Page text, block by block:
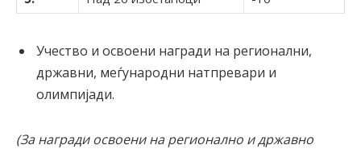
Учество и освоени награди на регионални,
државни, меѓународни натпревари и
олимпијади.
(За награди освоени на регионално и државно